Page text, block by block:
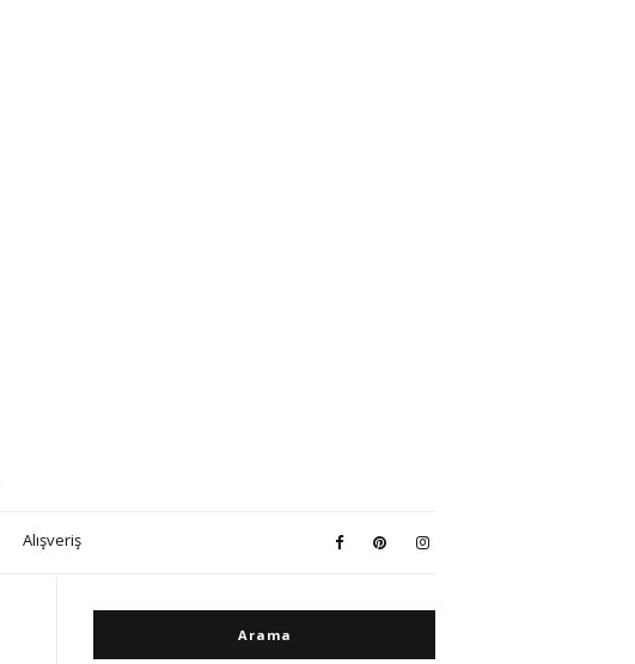
Alışveriş
Arama